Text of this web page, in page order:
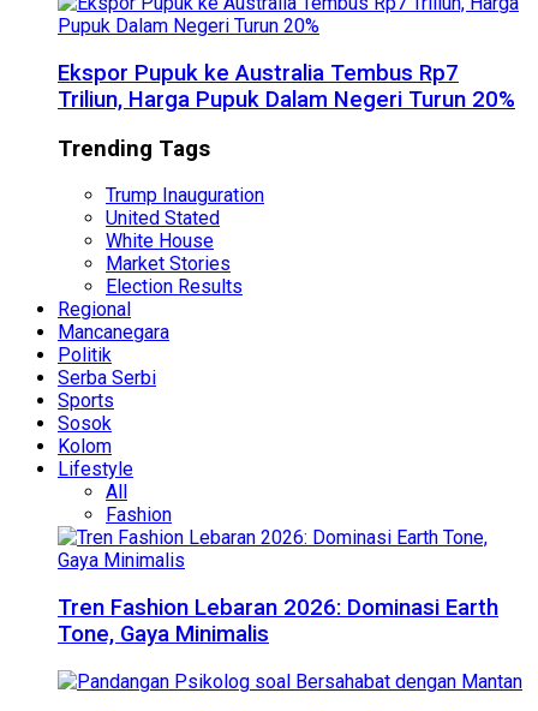
Ekspor Pupuk ke Australia Tembus Rp7
Triliun, Harga Pupuk Dalam Negeri Turun 20%
Trending Tags
Trump Inauguration
United Stated
White House
Market Stories
Election Results
Regional
Mancanegara
Politik
Serba Serbi
Sports
Sosok
Kolom
Lifestyle
All
Fashion
Tren Fashion Lebaran 2026: Dominasi Earth
Tone, Gaya Minimalis